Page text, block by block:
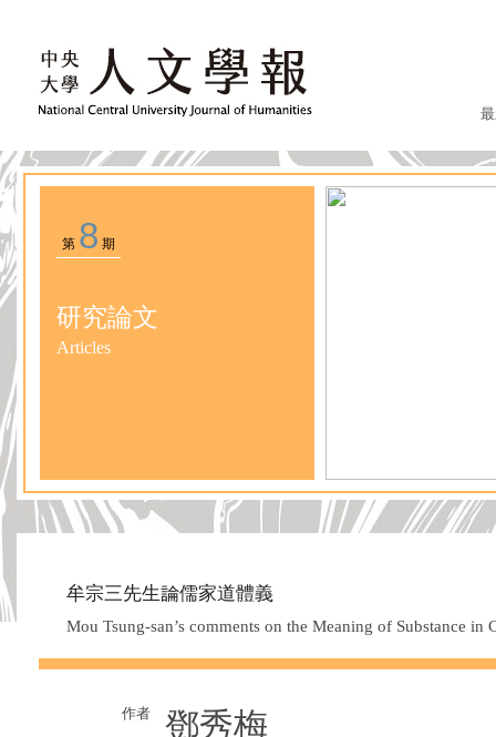
第 8期
研究論文
Articles
牟宗三先生論儒家道體義
Mou Tsung-san’s comments on the Meaning of Substance in
作者 鄧秀梅